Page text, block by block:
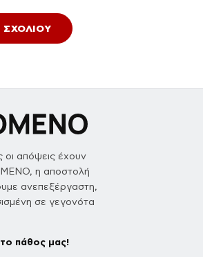
οι απόψεις έχουν
η αποστολή
ανεπεξέργαστη,
σε γεγονότα
πάθος μας!